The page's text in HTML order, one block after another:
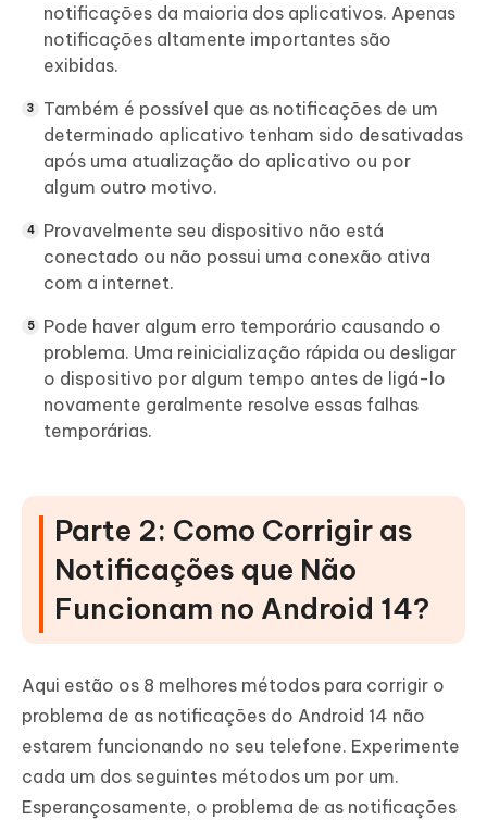
notificações da maioria dos aplicativos. Apenas
notificações altamente importantes são
exibidas.
Também é possível que as notificações de um
determinado aplicativo tenham sido desativadas
após uma atualização do aplicativo ou por
algum outro motivo.
Provavelmente seu dispositivo não está
conectado ou não possui uma conexão ativa
com a internet.
Pode haver algum erro temporário causando o
problema. Uma reinicialização rápida ou desligar
o dispositivo por algum tempo antes de ligá-lo
novamente geralmente resolve essas falhas
temporárias.
Parte 2: Como Corrigir as
Notificações que Não
Funcionam no Android 14?
Aqui estão os 8 melhores métodos para corrigir o
problema de as notificações do Android 14 não
estarem funcionando no seu telefone. Experimente
cada um dos seguintes métodos um por um.
Esperançosamente, o problema de as notificações